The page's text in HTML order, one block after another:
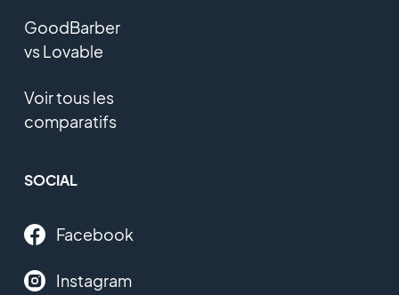
GoodBarber
vs Lovable
Voir tous les
comparatifs
SOCIAL
Facebook
Instagram